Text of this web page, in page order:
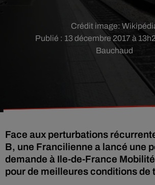
Publié : 13 décembre 2017 à
Bauchaud
Crédit image:
Face aux perturbations
B, une Francilienne a lancé une
demande à Ile-de-France
pour de meilleures conditions de